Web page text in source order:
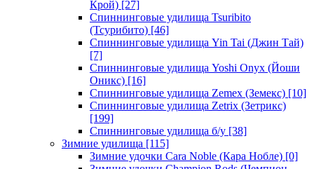
Крой) [27]
Спиннинговые удилища Tsuribito
(Тсурибито) [46]
Спиннинговые удилища Yin Tai (Джин Тай)
[7]
Спиннинговые удилища Yoshi Onyx (Йоши
Оникс) [16]
Спиннинговые удилища Zemex (Земекс) [10]
Спиннинговые удилища Zetrix (Зетрикс)
[199]
Спиннинговые удилища б/у [38]
Зимние удилища [115]
Зимние удочки Cara Noble (Кара Нобле) [0]